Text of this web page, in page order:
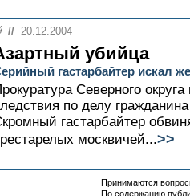
// 20.12.2004
убийца
гастарбайтер искал
Северного
по делу
гастарбайтер
москвичей...>>
Принимаются
По содержанию